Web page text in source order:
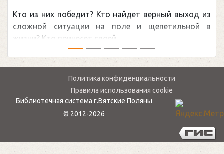
верный выход из
и щепетильной в
обсуждаемая хоккейная
мире.Перед сезоном
— ...
Политика конфиденциальности
Правила использования cookie
Библиотечная система г.Вятские Поляны
© 2012-2026